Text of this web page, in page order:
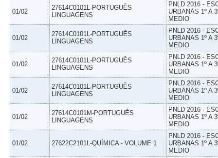
01/02
27614C0101L-PORTUGUÊS
LINGUAGENS
PNLD 2016 -
URBANAS 1º A
MEDIO
01/02
27614C0101L-PORTUGUÊS
LINGUAGENS
PNLD 2016 -
URBANAS 1º A
MEDIO
01/02
27614C0101L-PORTUGUÊS
LINGUAGENS
PNLD 2016 -
URBANAS 1º A
MEDIO
01/02
27614C0101L-PORTUGUÊS
LINGUAGENS
PNLD 2016 -
URBANAS 1º A
MEDIO
01/02
27614C0101M-PORTUGUÊS
LINGUAGENS
PNLD 2016 -
URBANAS 1º A
MEDIO
01/02 27622C2101L-QUÍMICA - VOLUME 1
PNLD 2016 -
URBANAS 1º A
MEDIO